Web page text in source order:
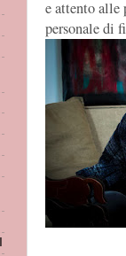
e attento alle
personale di